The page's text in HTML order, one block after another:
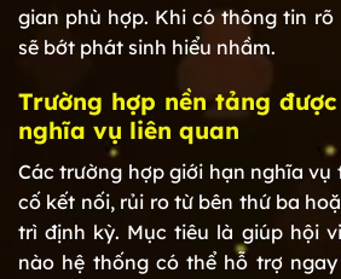
gian phù hợp. Khi có thông tin rõ
sẽ bớt phát sinh hiểu nhầm.
Trường hợp nền tảng
nghĩa vụ liên quan
Các trường hợp giới hạn nghĩa vụ
cố kết nối, rủi ro từ bên thứ ba
trì định kỳ. Mục tiêu là giúp hội
nào hệ thống có thể hỗ trợ